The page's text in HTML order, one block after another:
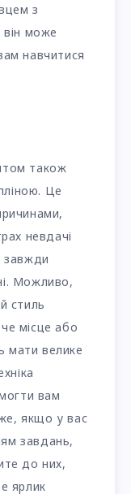
з
він може
навчитися
також
Це
невдачі
завжди
Можливо,
стиль
місце або
мати велике
вам
якщо у вас
завдань,
до них,
ярлик